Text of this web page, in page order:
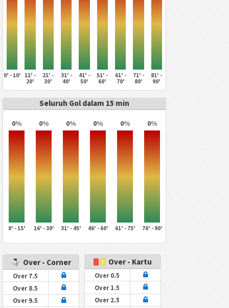
0' - 10'
11' -
20'
21' -
30'
31' -
40'
41' -
50'
51' -
60'
61' -
70'
71' -
80'
81' -
90'
Seluruh Gol dalam 15 min
0% 0% 0% 0% 0% 0%
0' - 15' 16' - 30' 31' - 45' 46' - 60' 61' - 75' 76' - 90'
Over - Corner
Over 7.5
Over 8.5
Over 9.5
Over - Kartu
Over 0.5
Over 1.5
Over 2.5